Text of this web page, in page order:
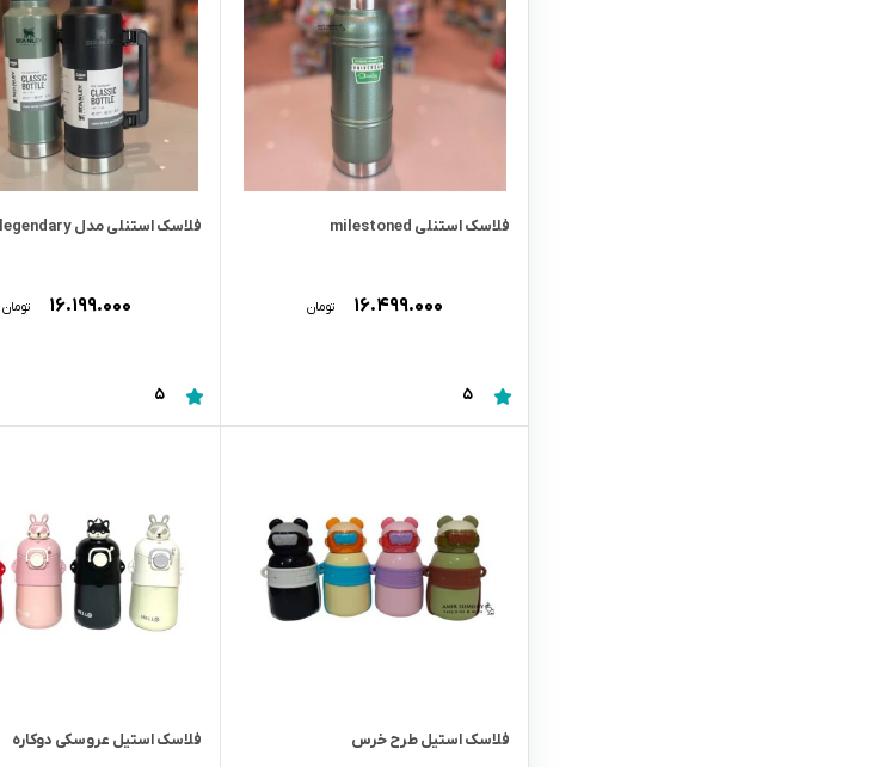
فلاسک استنلی milestoned
۱۶.۴۹۹.۰۰۰ تومان
5
فلاسک استنلی مدل classic legendary
۱۶.۱۹۹.۰۰۰ تومان
5
فلاسک استیل طرح خرس فلاسک استیل عروسکی دوکاره